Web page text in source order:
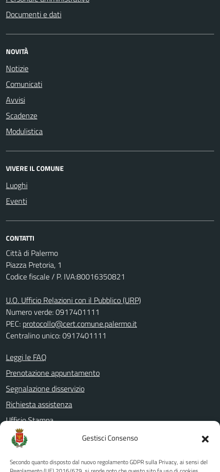
Gestisci Consenso
Secondo quanto disposto dal nuovo regolamento GDPR sulla Privacy, ai sensi del
Documenti e dati
NOVITÀ
Notizie
Comunicati
Avvisi
Scadenze
Modulistica
VIVERE IL COMUNE
Luoghi
Eventi
CONTATTI
Città di Palermo
Piazza Pretoria, 1
Codice fiscale / P. IVA:80016350821
U.O. Ufficio Relazioni con il Pubblico (URP)
Numero verde: 0917401111
PEC: protocollo@cert.comune.palermo.it
Centralino unico: 0917401111
Leggi le FAQ
Prenotazione appuntamento
Segnalazione disservizio
Richiesta assistenza
Ufficio Stampa
Amministrazione Trasparente
Albo pretorio
Informativa privacy